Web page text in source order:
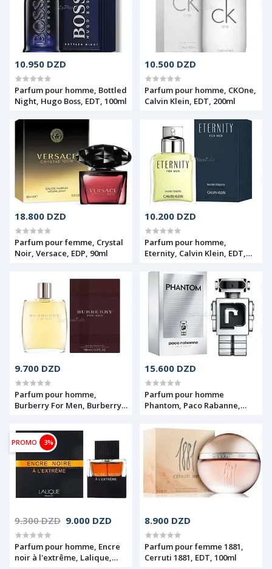
10.950 DZD
Parfum pour homme, Bottled
Night, Hugo Boss, EDT, 100ml
10.500 DZD
Parfum pour homme, CKOne,
Calvin Klein, EDT, 200ml
18.800 DZD
Parfum pour femme, Crystal
Noir, Versace, EDP, 90ml
10.200 DZD
Parfum pour homme,
Eternity, Calvin Klein, EDT,
9.700 DZD
Parfum pour homme,
Burberry For Men, Burberry,
15.600 DZD
Parfum pour homme
Phantom, Paco Rabanne,
PROMO 3%
9.300 DZD 9.000 DZD
Parfum pour homme, Encre
noir à l'extrême, Lalique,
8.900 DZD
Parfum pour femme 1881,
Cerruti 1881, EDT, 100ml